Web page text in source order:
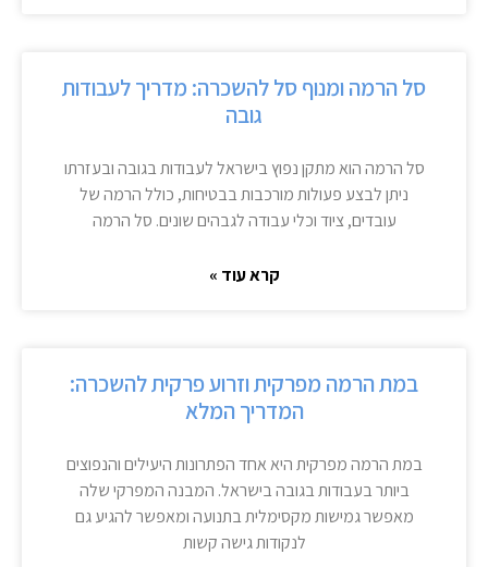
סל הרמה ומנוף סל להשכרה: מדריך לעבודות
גובה
סל הרמה הוא מתקן נפוץ בישראל לעבודות בגובה ובעזרתו
ניתן לבצע פעולות מורכבות בבטיחות, כולל הרמה של
עובדים, ציוד וכלי עבודה לגבהים שונים. סל הרמה
קרא עוד »
במת הרמה מפרקית וזרוע פרקית להשכרה:
המדריך המלא
במת הרמה מפרקית היא אחד הפתרונות היעילים והנפוצים
ביותר בעבודות בגובה בישראל. המבנה המפרקי שלה
מאפשר גמישות מקסימלית בתנועה ומאפשר להגיע גם
לנקודות גישה קשות